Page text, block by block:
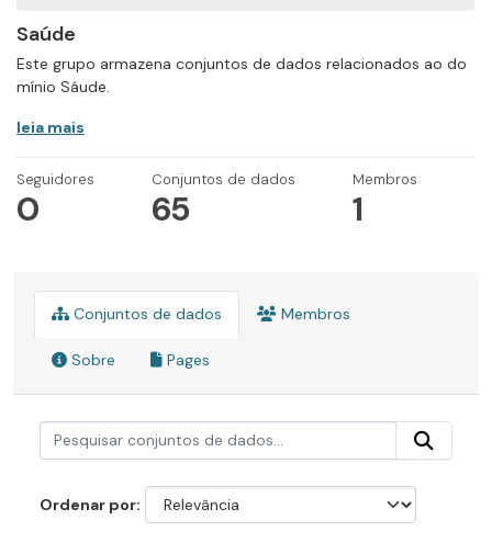
Saúde
Este grupo armazena conjuntos de dados relacionados ao do
mínio Sáude.
leia mais
Seguidores
0
Conjuntos de dados
65
Membros
1
Conjuntos de dados Membros
Sobre Pages
Ordenar por